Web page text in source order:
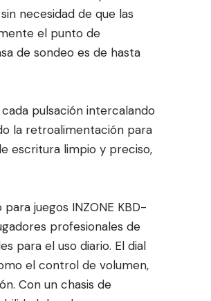
necesidad de que las
el punto de
de sondeo es de hasta
pulsación intercalando
la retroalimentación para
escritura limpio y preciso,
juegos INZONE KBD-
profesionales de
para el uso diario. El dial
el control de volumen,
Con un chasis de